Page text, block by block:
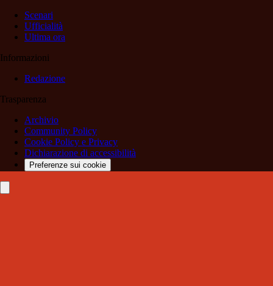
Scenari
Ufficialità
Ultima ora
Informazioni
Redazione
Trasparenza
Archivio
Community Policy
Cookie Policy e Privacy
Dichiarazione di accessibilità
Preferenze sui cookie